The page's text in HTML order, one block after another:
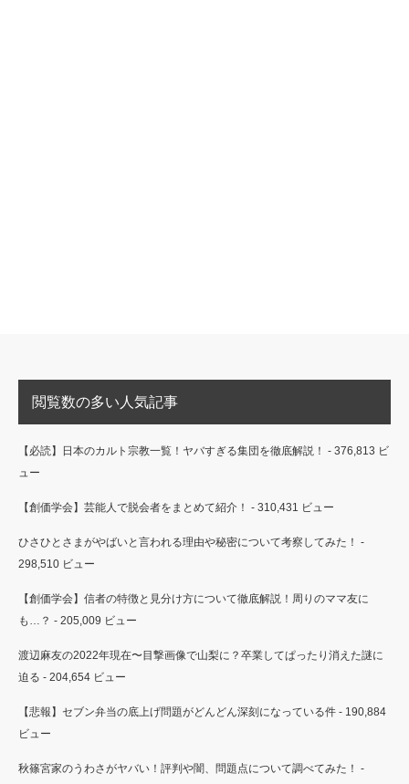
閲覧数の多い人気記事
【必読】日本のカルト宗教一覧！ヤバすぎる集団を徹底解説！ - 376,813 ビ
ュー
【創価学会】芸能人で脱会者をまとめて紹介！ - 310,431 ビュー
ひさひとさまがやばいと言われる理由や秘密について考察してみた！ -
298,510 ビュー
【創価学会】信者の特徴と見分け方について徹底解説！周りのママ友に
も…？ - 205,009 ビュー
渡辺麻友の2022年現在〜目撃画像で山梨に？卒業してぱったり消えた謎に
迫る - 204,654 ビュー
【悲報】セブン弁当の底上げ問題がどんどん深刻になっている件 - 190,884
ビュー
秋篠宮家のうわさがヤバい！評判や闇、問題点について調べてみた！ -